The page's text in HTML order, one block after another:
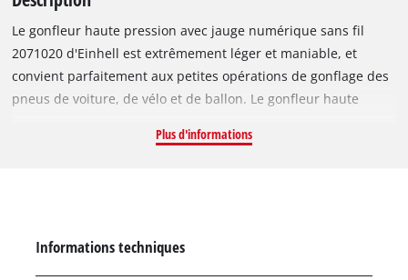
Le gonfleur haute pression avec jauge numérique sans fil
2071020 d'Einhell est extrêmement léger et maniable, et
convient parfaitement aux petites opérations de gonflage des
pneus de voiture, de vélo et de ballon. Le gonfleur haute
toutes les batteries de cette même gamme. Le gonfleur haute
paramétrée est atteinte, le gonfleur haute pression s’arrête
Plus d'informations
Informations techniques